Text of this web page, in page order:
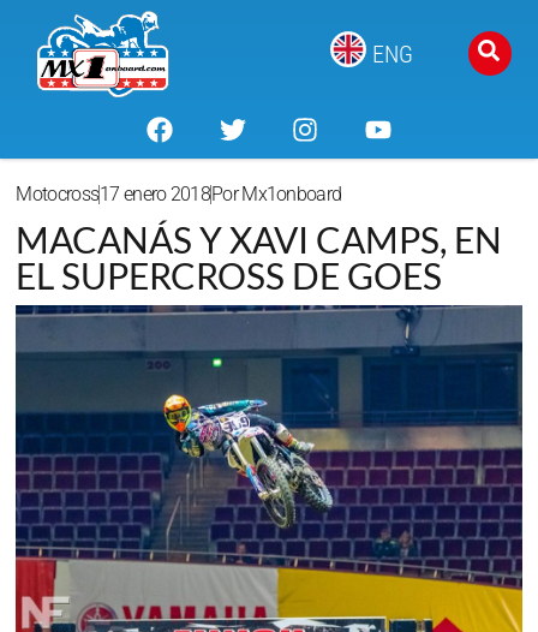
ENG
Motocross17 enero 2018PorMx1onboard
MACANÁS Y XAVI CAMPS, EN
EL SUPERCROSS DE GOES